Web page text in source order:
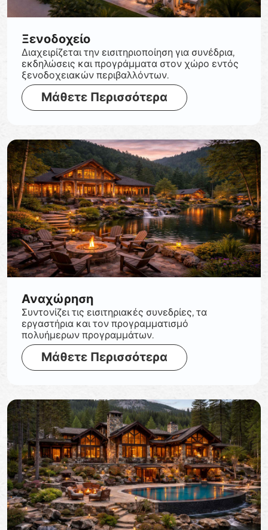
Ξενοδοχείο
Διαχειρίζεται την εισιτηριοποίηση για συνέδρια,
εκδηλώσεις και προγράμματα στον χώρο εντός
ξενοδοχειακών περιβαλλόντων.
Μάθετε Περισσότερα
Αναχώρηση
Συντονίζει τις εισιτηριακές συνεδρίες, τα
εργαστήρια και τον προγραμματισμό
πολυήμερων προγραμμάτων.
Μάθετε Περισσότερα